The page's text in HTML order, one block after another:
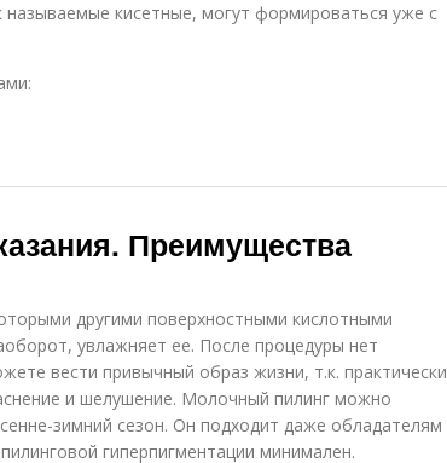
кисетные, могут формироваться уже с
Преимущества
другими поверхностными кислотными
увлажняет ее. После процедуры нет
вести привычный образ жизни, т.к. практически
и шелушение. Молочный пилинг можно
зимний сезон. Он подходит даже обладателям
гиперпигментации минимален.